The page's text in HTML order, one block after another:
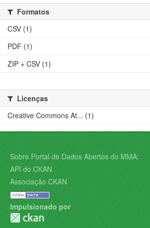
Formatos
CSV (1)
PDF (1)
ZIP + CSV (1)
Licenças
Creative Commons At... (1)
Sobre Portal de Dados Abertos do MMA:
API do CKAN
Associação CKAN
Impulsionado por